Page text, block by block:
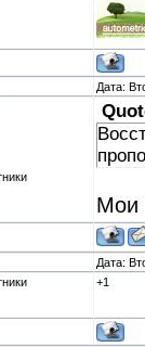
Дата:
Мои
Дата:
+1